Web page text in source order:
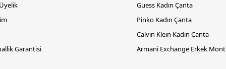
Garantisi
Guess Kadın Çanta
Pinko Kadın Çanta
Calvin Klein Kadın Çanta
Armani Exchange Erkek Mont